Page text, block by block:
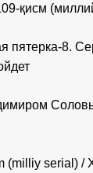
қисм
пятерка-8.
(milliy serial) /